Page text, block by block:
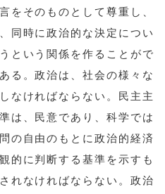
をそのものとして尊重し、
同時に政治的な決定につい
という関係を作ることがで
る。政治は、社会の様々な
なければならない。民主主
は、民意であり、科学では
の自由のもとに政治的経済
的に判断する基準を示すも
れなければならない。政治